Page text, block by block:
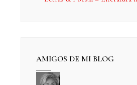
AMIGOS DE MI BLOG